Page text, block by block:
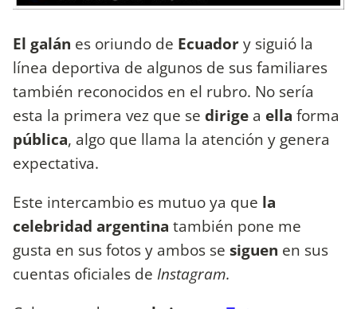
El galán es oriundo de Ecuadory siguió la
línea deportiva de algunos de sus familiares
también reconocidos en el rubro. No sería
esta la primera vez que se dirige a ella forma
pública, algo que llama la atención y genera
expectativa.
Este intercambio es mutuo ya que la
celebridad argentina también pone me
gusta en sus fotos y ambos se siguen en sus
cuentas oficiales de Instagram.